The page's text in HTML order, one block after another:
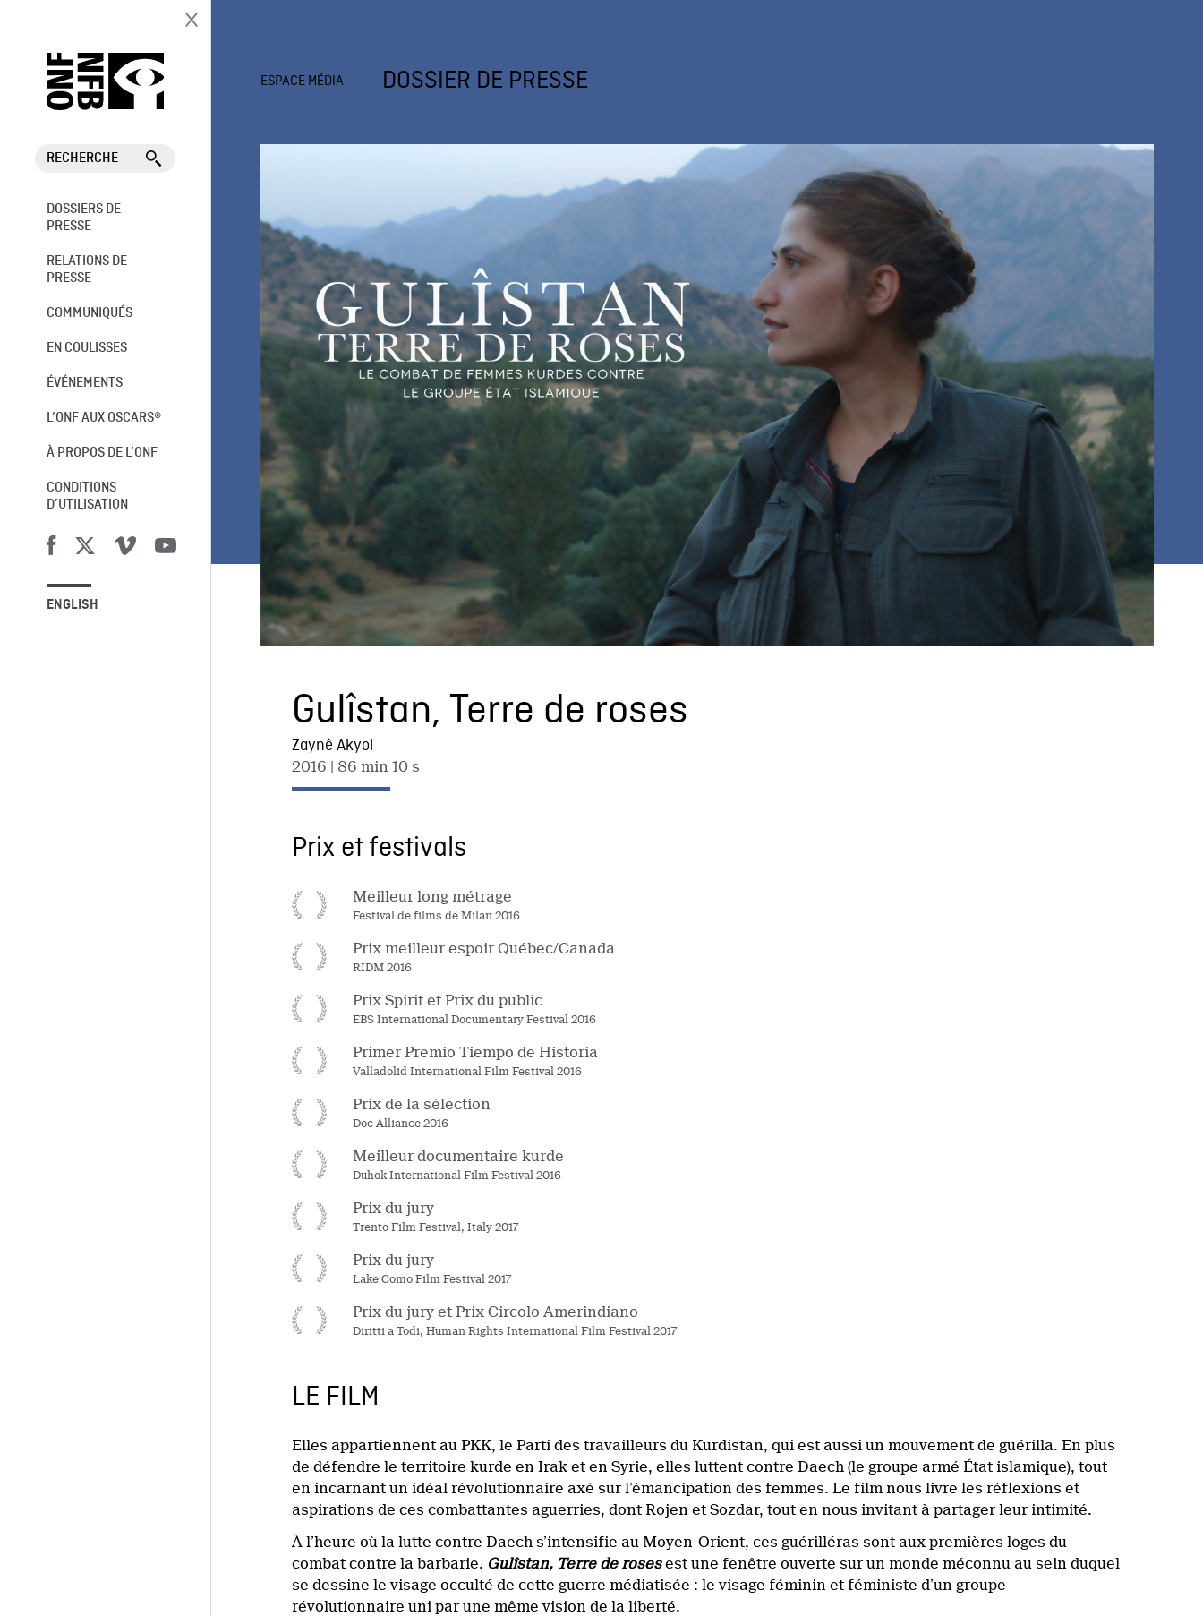
RECHERCHE
DOSSIERS DE
PRESSE
RELATIONS DE
PRESSE
COMMUNIQUÉS
EN COULISSES
ÉVÉNEMENTS
L’ONF AUX OSCARS®
À PROPOS DE L’ONF
CONDITIONS
D’UTILISATION
ENGLISH
ESPACE MÉDIA DOSSIER DE PRESSE
Gulîstan, Terre de roses
Zaynê Akyol
2016 | 86 min 10 s
Prix et festivals
Meilleur long métrage
Festival de films de Milan 2016
Prix meilleur espoir Québec/Canada
RIDM 2016
Prix Spirit et Prix du public
EBS International Documentary Festival 2016
Primer Premio Tiempo de Historia
Valladolid International Film Festival 2016
Prix de la sélection
Doc Alliance 2016
Meilleur documentaire kurde
Duhok International Film Festival 2016
Prix du jury
Trento Film Festival, Italy 2017
Prix du jury
Lake Como Film Festival 2017
Prix du jury et Prix Circolo Amerindiano
Diritti a Todi, Human Rights International Film Festival 2017
LE FILM
Elles appartiennent au PKK, le Parti des travailleurs du Kurdistan, qui est aussi un mouvement de guérilla. En plus
de défendre le territoire kurde en Irak et en Syrie, elles luttent contre Daech (le groupe armé État islamique), tout
en incarnant un idéal révolutionnaire axé sur l’émancipation des femmes. Le film nous livre les réflexions et
aspirations de ces combattantes aguerries, dont Rojen et Sozdar, tout en nous invitant à partager leur intimité.
À l’heure où la lutte contre Daech s’intensifie au Moyen-Orient, ces guérilléras sont aux premières loges du
combat contre la barbarie. Gulîstan, Terre de rosesest une fenêtre ouverte sur un monde méconnu au sein duquel
se dessine le visage occulté de cette guerre médiatisée : le visage féminin et féministe d’un groupe
révolutionnaire uni par une même vision de la liberté.